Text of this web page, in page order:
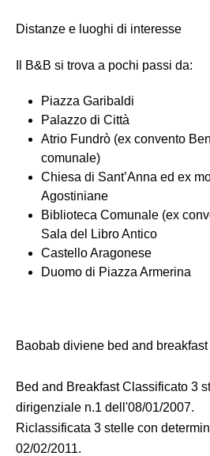
Distanze e luoghi di interesse
Il B&B si trova a pochi passi da:
Piazza Garibaldi
Palazzo di Città
Atrio Fundrò (ex convento
comunale)
Chiesa di Sant’Anna ed ex
Agostiniane
Biblioteca Comunale (ex
Sala del Libro Antico
Castello Aragonese
Duomo di Piazza Armerina
Baobab diviene bed and
Bed and Breakfast Classificato 3
dirigenziale n.1 dell'08/01/2007.
Riclassificata 3 stelle con
02/02/2011.